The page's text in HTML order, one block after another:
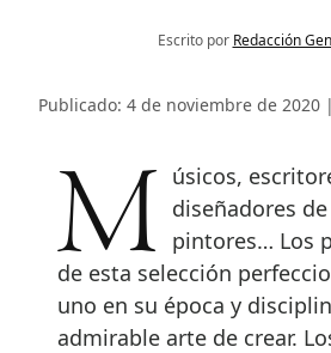
Escrito por Redacción
Publicado: 4 de noviembre de 2020
Músicos, escritores,
diseñadores
pintores… Los
de esta selección
uno en su época y
admirable arte de crear.